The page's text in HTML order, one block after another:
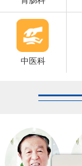
中医科